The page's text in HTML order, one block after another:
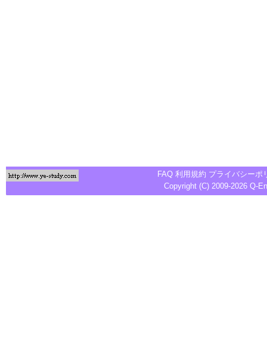
FAQ 利用規約 プライバシーポ
Copyright (C) 2009-2026 Q-